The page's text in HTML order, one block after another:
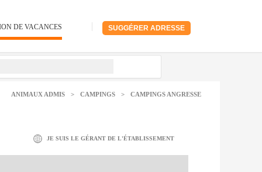
SUGGÉRER ADRESSE
DE VACANCES
ANIMAUX ADMIS > CAMPINGS > CAMPINGS ANGRESSE
JE SUIS LE GÉRANT DE L'ÉTABLISSEMENT